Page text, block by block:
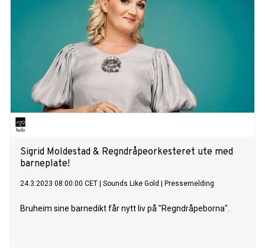
Sigrid Moldestad & Regndråpeorkesteret ute med
barneplate!
24.3.2023 08:00:00 CET Sounds Like Gold Pressemelding
Bruheim sine barnedikt får nytt liv på "Regndråpeborna".